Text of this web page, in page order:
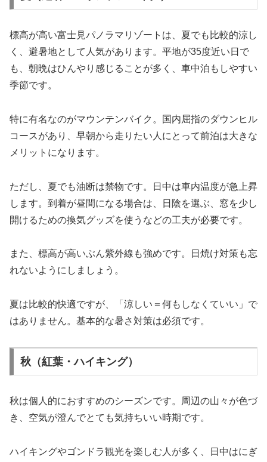
標高が高い富士見パノラマリゾート は、夏でも比較的涼し
く、避暑地として人気があります。平地が35度近い日で
も、朝晩はひんやり感じることが多く、車中泊もしやすい
季節です。
特に有名なのがマウンテンバイク。国内屈指のダウンヒル
コースがあり、早朝から走りたい人にとって前泊は大きな
メリットになります。
ただし、夏でも油断は禁物です。日中は車内温度が急上昇
します。到着が昼間になる場合は、日陰を選ぶ、窓を少し
開けるための換気グッズを使うなどの工夫が必要です。
また、標高が高いぶん紫外線も強めです。日焼け対策も忘
れないようにしましょう。
夏は比較的快適ですが、「涼しい＝何もしなくていい」で
はありません。基本的な暑さ対策は必須です。
秋（紅葉・ハイキング）
秋は個人的におすすめのシーズンです。周辺の山々が色づ
き、空気が澄んでとても気持ちいい時期です。
ハイキングやゴンドラ観光を楽しむ人が多く、日中はにぎ